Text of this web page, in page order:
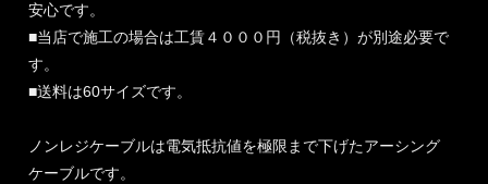
安心です。
■当店で施工の場合は工賃４０００円（税抜き）が別途必要で
す。
■送料は60サイズです。
ノンレジケーブルは電気抵抗値を極限まで下げたアーシング
ケーブルです。